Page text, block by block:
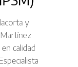
y
calidad